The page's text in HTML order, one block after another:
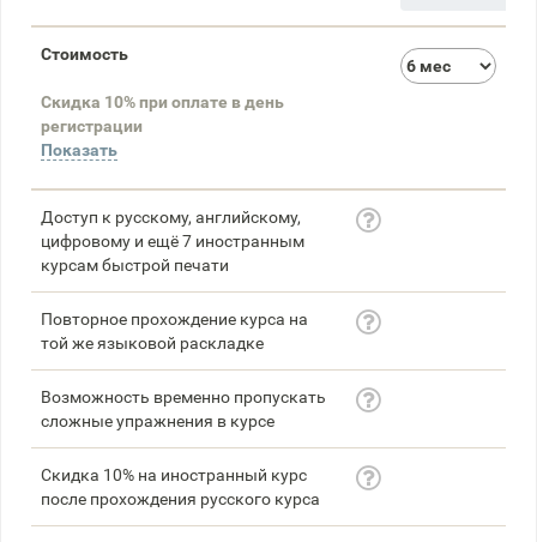
Стоимость
Скидка 10% при оплате в день
регистрации
Показать
Доступ к русскому, английскому,
цифровому и ещё 7 иностранным
курсам быстрой печати
Повторное прохождение курса на
той же языковой раскладке
Возможность временно пропускать
сложные упражнения в курсе
Скидка 10% на иностранный курс
после прохождения русского курса